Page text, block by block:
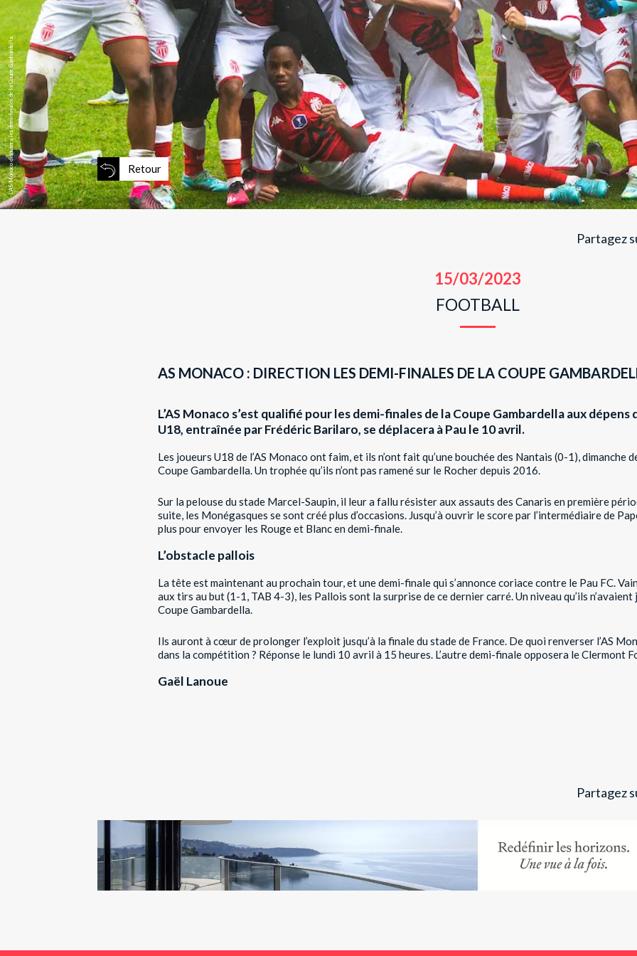
Retour
L’AS Monaco disputera les demi-finales de la Coupe Gambardella.
Partagez
15/03/2023
FOOTBALL
AS MONACO : DIRECTION LES DEMI-FINALES DE LA COUPE
L’AS Monaco s’est qualifié pour les demi-finales de la Coupe Gambardella aux dépens
U18, entraînée par Frédéric Barilaro, se déplacera à Pau le 10 avril.
Les joueurs U18 de l’AS Monaco ont faim, et ils n’ont fait qu’une bouchée des Nantais (0-1), dimanche
Coupe Gambardella. Un trophée qu’ils n’ont pas ramené sur le Rocher depuis 2016.
Sur la pelouse du stade Marcel-Saupin, il leur a fallu résister aux assauts des Canaris en première
suite, les Monégasques se sont créé plus d’occasions. Jusqu’à ouvrir le score par l’intermédiaire de
plus pour envoyer les Rouge et Blanc en demi-finale.
L’obstacle pallois
La tête est maintenant au prochain tour, et une demi-finale qui s’annonce coriace contre le Pau FC.
aux tirs au but (1-1, TAB 4-3), les Pallois sont la surprise de ce dernier carré. Un niveau qu’ils
Coupe Gambardella.
Ils auront à cœur de prolonger l’exploit jusqu’à la finale du stade de France. De quoi renverser l’AS
dans la compétition ? Réponse le lundi 10 avril à 15 heures. L’autre demi-finale opposera le Clermont
Gaël Lanoue
Partagez